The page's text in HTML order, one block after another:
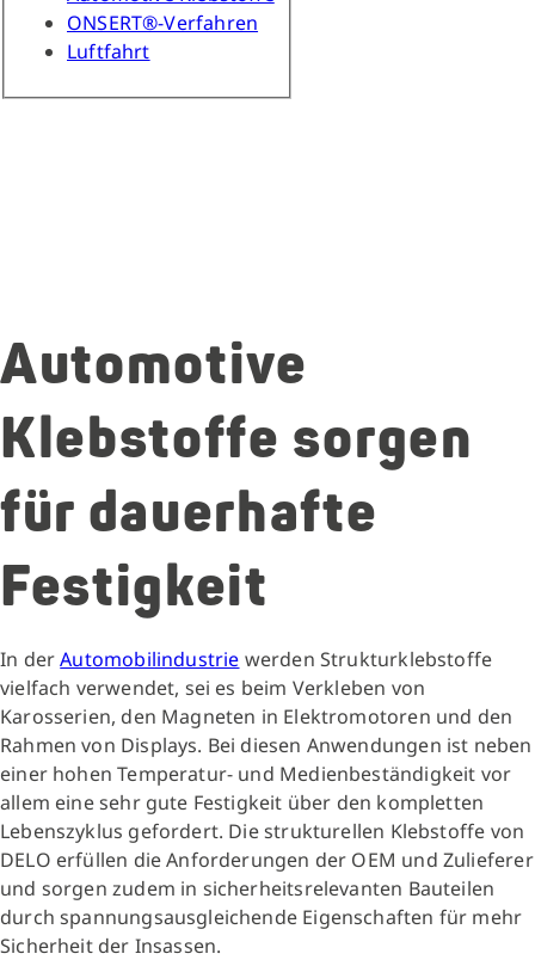
ONSERT®-Verfahren
Luftfahrt
Automotive
Klebstoffe sorgen
für dauerhafte
Festigkeit
In derAutomobilindustrie werden Strukturklebstoffe
vielfach verwendet, sei es beim Verkleben von
Karosserien, den Magneten in Elektromotoren und den
Rahmen von Displays. Bei diesen Anwendungen ist neben
einer hohen Temperatur- und Medienbeständigkeit vor
allem eine sehr gute Festigkeit über den kompletten
Lebenszyklus gefordert. Die strukturellen Klebstoffe von
DELO erfüllen die Anforderungen der OEM und Zulieferer
und sorgen zudem in sicherheitsrelevanten Bauteilen
durch spannungsausgleichende Eigenschaften für mehr
Sicherheit der Insassen.